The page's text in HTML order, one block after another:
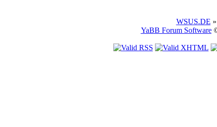
WSUS.DE
YaBB Forum Software©